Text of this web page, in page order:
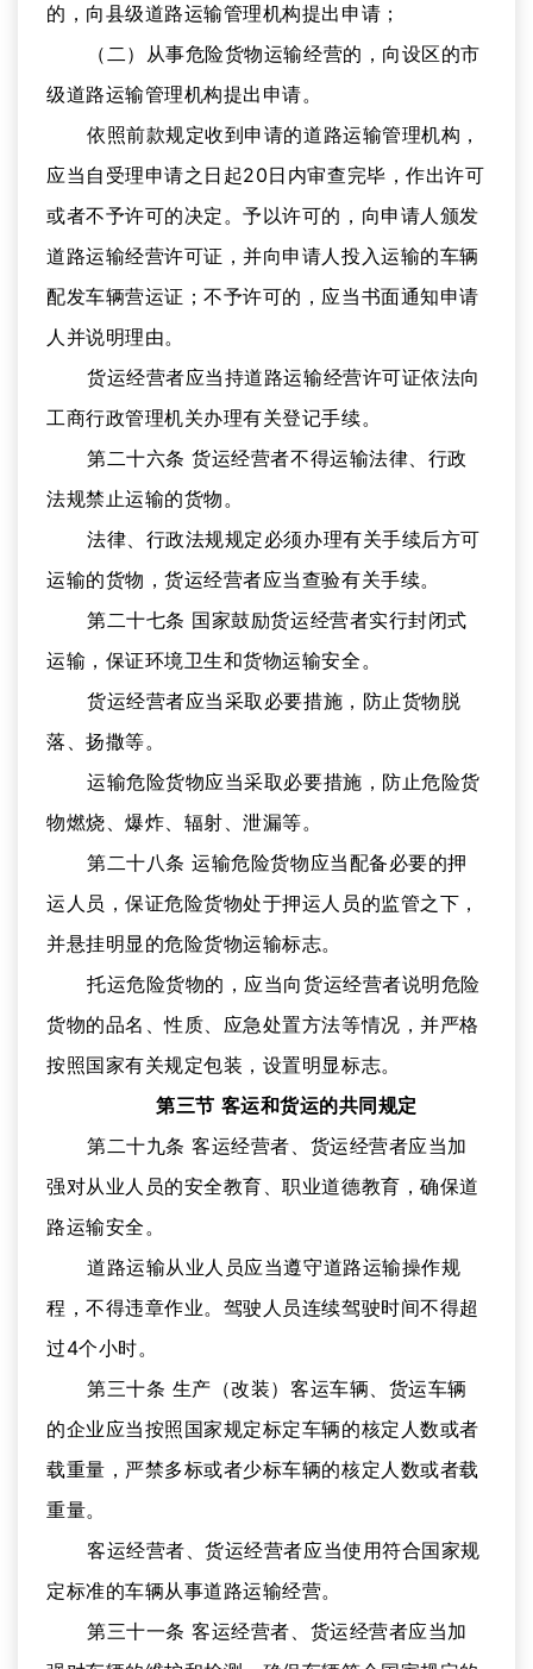
的，向县级道路运输管理机构提出申请；
（二）从事危险货物运输经营的，向设区的市
级道路运输管理机构提出申请。
依照前款规定收到申请的道路运输管理机构，
应当自受理申请之日起20日内审查完毕，作出许可
或者不予许可的决定。予以许可的，向申请人颁发
道路运输经营许可证，并向申请人投入运输的车辆
配发车辆营运证；不予许可的，应当书面通知申请
人并说明理由。
货运经营者应当持道路运输经营许可证依法向
工商行政管理机关办理有关登记手续。
第二十六条 货运经营者不得运输法律、行政
法规禁止运输的货物。
法律、行政法规规定必须办理有关手续后方可
运输的货物，货运经营者应当查验有关手续。
第二十七条 国家鼓励货运经营者实行封闭式
运输，保证环境卫生和货物运输安全。
货运经营者应当采取必要措施，防止货物脱
落、扬撒等。
运输危险货物应当采取必要措施，防止危险货
物燃烧、爆炸、辐射、泄漏等。
第二十八条 运输危险货物应当配备必要的押
运人员，保证危险货物处于押运人员的监管之下，
并悬挂明显的危险货物运输标志。
托运危险货物的，应当向货运经营者说明危险
货物的品名、性质、应急处置方法等情况，并严格
按照国家有关规定包装，设置明显标志。
第三节 客运和货运的共同规定
第二十九条 客运经营者、货运经营者应当加
强对从业人员的安全教育、职业道德教育，确保道
路运输安全。
道路运输从业人员应当遵守道路运输操作规
程，不得违章作业。驾驶人员连续驾驶时间不得超
过4个小时。
第三十条 生产（改装）客运车辆、货运车辆
的企业应当按照国家规定标定车辆的核定人数或者
载重量，严禁多标或者少标车辆的核定人数或者载
重量。
客运经营者、货运经营者应当使用符合国家规
定标准的车辆从事道路运输经营。
第三十一条 客运经营者、货运经营者应当加